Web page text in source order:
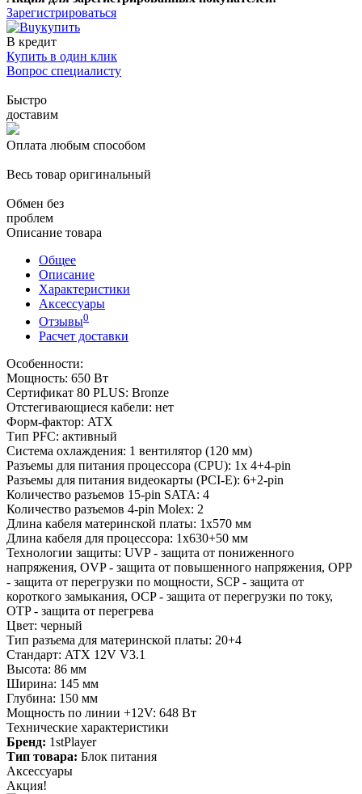
Зарегистрироваться
купить
В кредит
Купить в один клик
Вопрос специалисту
Быстро
доставим
Оплата любым способом
Весь товар оригинальный
Обмен без
проблем
Описание товара
Общее
Описание
Характеристики
Аксессуары
Отзывы0
Расчет доставки
Особенности:
Мощность: 650 Вт
Сертификат 80 PLUS: Bronze
Отстегивающиеся кабели: нет
Форм-фактор: ATX
Тип PFC: активный
Система охлаждения: 1 вентилятор (120 мм)
Разъемы для питания процессора (CPU): 1x 4+4-pin
Разъемы для питания видеокарты (PCI-E): 6+2-pin
Количество разъемов 15-pin SATA: 4
Количество разъемов 4-pin Molex: 2
Длина кабеля материнской платы: 1х570 мм
Длина кабеля для процессора: 1x630+50 мм
Технологии защиты: UVP - защита от пониженного
напряжения, OVP - защита от повышенного напряжения, OPP
- защита от перегрузки по мощности, SCP - защита от
короткого замыкания, OCP - защита от перегрузки по току,
OTP - защита от перегрева
Цвет: черный
Тип разъема для материнской платы: 20+4
Стандарт: ATX 12V V3.1
Высота: 86 мм
Ширина: 145 мм
Глубина: 150 мм
Мощность по линии +12V: 648 Вт
Технические характеристики
Бренд: 1stPlayer
Тип товара: Блок питания
Аксессуары
Акция!